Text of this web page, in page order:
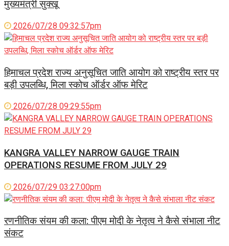
मुख्यमंत्री सुक्खू
2026/07/28 09:32:57pm
हिमाचल प्रदेश राज्य अनुसूचित जाति आयोग को राष्ट्रीय स्तर पर
बड़ी उपलब्धि, मिला स्कोच ऑर्डर ऑफ मेरिट
2026/07/28 09:29:55pm
KANGRA VALLEY NARROW GAUGE TRAIN
OPERATIONS RESUME FROM JULY 29
2026/07/29 03:27:00pm
रणनीतिक संयम की कला: पीएम मोदी के नेतृत्व ने कैसे संभाला नीट
संकट